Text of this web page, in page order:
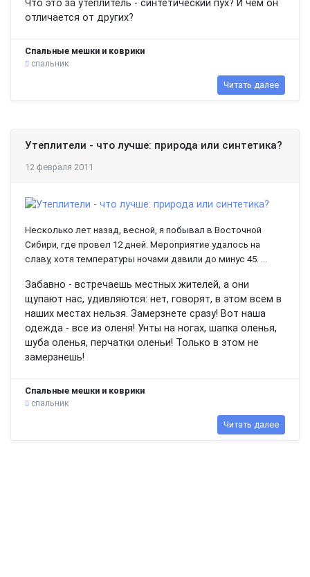
Что это за утеплитель - синтетический пух? И чем он
отличается от других?
Спальные мешки и коврики
спальник
Читать далее
Утеплители - что лучше: природа или синтетика?
12 февраля 2011
Несколько лет назад, весной, я побывал в Восточной
Сибири, где провел 12 дней. Мероприятие удалось на
славу, хотя температуры ночами давили до минус 45. ...
Забавно - встречаешь местных жителей, а они
щупают нас, удивляются: нет, говорят, в этом всем в
наших местах нельзя. Замерзнете сразу! Вот наша
одежда - все из оленя! Унты на ногах, шапка оленья,
шуба оленья, перчатки оленьи! Только в этом не
замерзнешь!
Спальные мешки и коврики
спальник
Читать далее